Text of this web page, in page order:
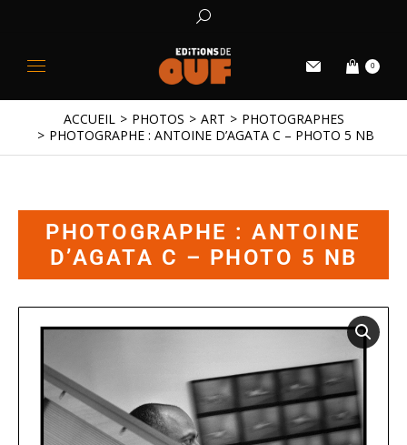
0
Vous êtes ici :
ACCUEIL PHOTOS ART
PHOTOGRAPHES
PHOTOGRAPHE : ANTOINE D’AGATA C – PHOTO 5 NB
PHOTOGRAPHE : ANTOINE
D’AGATA C – PHOTO 5 NB